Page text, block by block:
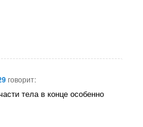
говорит:
тела в конце особенно